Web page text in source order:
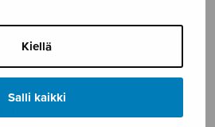
Kiellä
Salli kaikki